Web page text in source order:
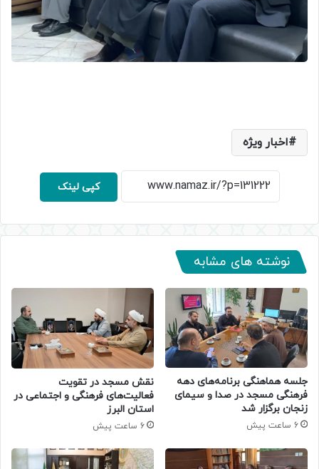
اخبار ویژه
کپی لینک
نوشته های مشابه
جلسه هماهنگی برنامه‌های دهه
فرهنگی مسجد در صدا و سیمای
زنجان برگزار شد
6 ساعت پیش
نقش مسجد در تقویت
فعالیت‌های فرهنگی و اجتماعی در
استان البرز
6 ساعت پیش